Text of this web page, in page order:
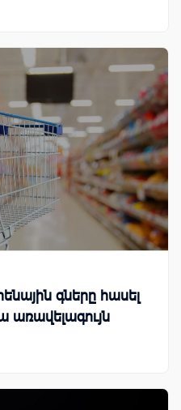
գները հասել
առավելագույն